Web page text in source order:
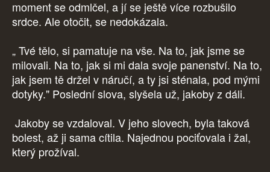
moment se odmlčel, a jí se ještě více rozbušilo
srdce. Ale otočit, se nedokázala.
„ Tvé tělo, si pamatuje na vše. Na to, jak jsme se
milovali. Na to, jak si mi dala svoje panenství. Na to,
jak jsem tě držel v náručí, a ty jsi sténala, pod mými
dotyky." Poslední slova, slyšela už, jakoby z dáli.
Jakoby se vzdaloval. V jeho slovech, byla taková
bolest, až ji sama cítila. Najednou pociťovala i žal,
který prožíval.